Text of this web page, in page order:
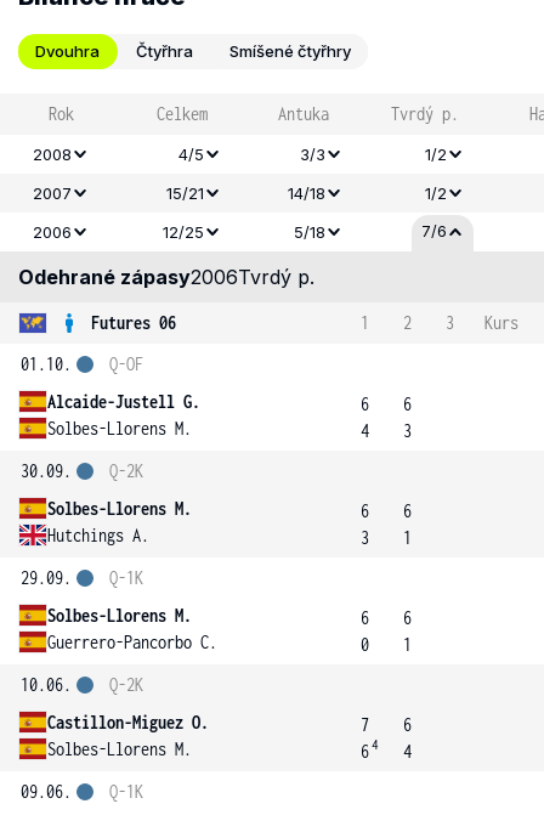
Dvouhra Čtyřhra Smíšené čtyřhry
Rok Celkem Antuka Tvrdý p.
2008 4/5 3/3
1/2
2007
15/21 14/18
1/2
2006
12/25 5/18 7/6
Odehrané zápasy2006Tvrdý p.
Futures 06 1 2 3
Kurs
01.10.
Alcaide-Justell G.
Solbes-Llorens M.
Q-OF
6
4
6
3
30.09.
Solbes-Llorens M.
Hutchings A.
Q-2K
6
3
6
1
29.09.
Solbes-Llorens M.
Guerrero-Pancorbo C.
Q-1K
6
0
6
1
10.06.
Castillon-Miguez O.
Solbes-Llorens M.
Q-2K
7
64
6
4
09.06.
Q-1K